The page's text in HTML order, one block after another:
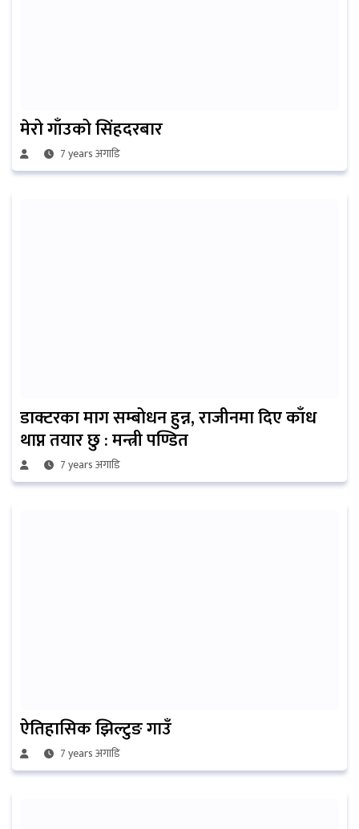
मेरो गाँउको सिंहदरबार
7 years अगाडि
डाक्टरका माग सम्बोधन हुन्न, राजीनमा दिए काँध
थाप्न तयार छु : मन्त्री पण्डित
7 years अगाडि
ऐतिहासिक झिल्टुङ गाउँ
7 years अगाडि